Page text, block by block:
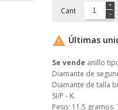
Cant
 Últimas
Se vende anillo
Diamante de
Diamante de talla
SI/P - K.
Peso: 11.5 gramos.